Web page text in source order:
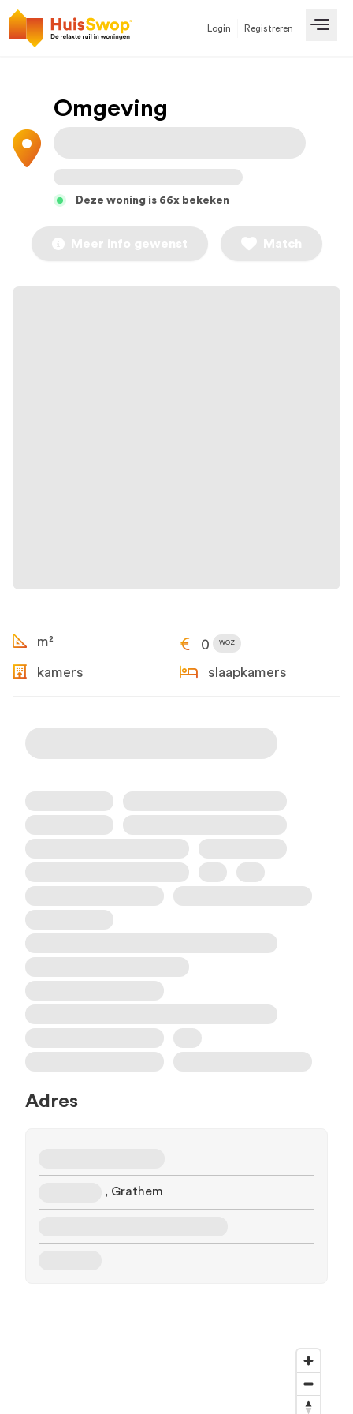
Login Registreren
Omgeving
Deze woning is 66x bekeken
Meer info gewenst Match
m² 0 WOZ
kamers slaapkamers
Adres
, Grathem